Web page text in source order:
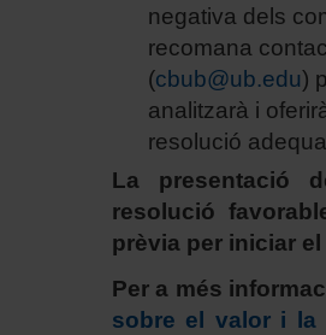
negativa dels
recomana
(cbub@ub.edu)
analitzarà i
resolució
La presentació
resolució
prèvia per iniciar
Per a més
sobre el valor i la